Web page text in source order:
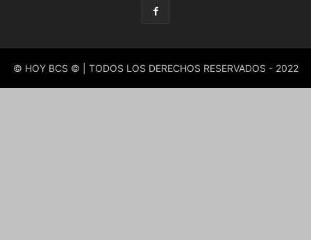
© HOY BCS © | TODOS LOS DERECHOS RESERVADOS - 2022